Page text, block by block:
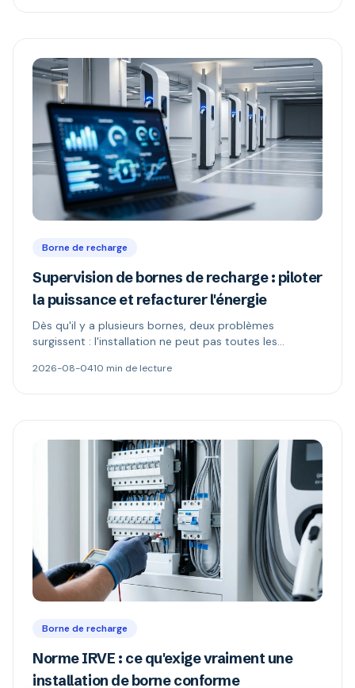
Borne de recharge
Supervision de bornes de recharge : piloter
la puissance et refacturer l'énergie
Dès qu'il y a plusieurs bornes, deux problèmes
surgissent : l'installation ne peut pas toutes les
paie. Délestage dynamique, comptage MID et schémas
2026-08-0410 min de lecture
Borne de recharge
Norme IRVE : ce qu'exige vraiment une
installation de borne conforme